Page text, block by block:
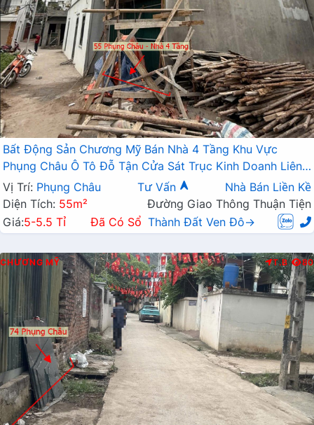
Bất Động Sản Chương Mỹ Bán Nhà 4 Tầng Khu Vực
Phụng Châu Ô Tô Đỗ Tận Cửa Sát Trục Kinh Doanh Liên
Xã
Vị Trí: Phụng Châu Tư Vấn
Nhà Bán Liền Kề
Diện Tích: 55m²
Đường Giao Thông Thuận Tiện
Giá:5-5.5 Tỉ Đã Có Sổ Thành Đất Ven Đô→
CHƯƠNG MỸ T.B 80